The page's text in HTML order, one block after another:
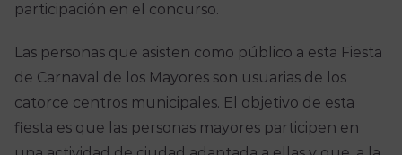
participación en el concurso.
Las personas que asisten como público a esta Fiesta
de Carnaval de los Mayores son usuarias de los
catorce centros municipales. El objetivo de esta
fiesta es que las personas mayores participen en